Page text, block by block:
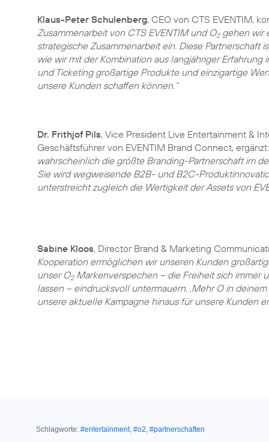
Klaus-Peter Schulenberg, CEO von CTS EVENTIM,
Zusammenarbeit von CTS EVENTIM und O2gehen wir
strategische Zusammenarbeit ein. Diese Partnerschaft
wie wir mit der Kombination aus langjähriger Erfahrung
und Ticketing großartige Produkte und einzigartige
unsere Kunden schaffen können.“
Dr. Frithjof Pils, Vice President Live Entertainment &
Geschäftsführer von EVENTIM Brand Connect,
wahrscheinlich die größte Branding-Partnerschaft im
Sie wird wegweisende B2B- und B2C-
unterstreicht zugleich die Wertigkeit der Assets von
Sabine Kloos, Director Brand & Marketing
Kooperation ermöglichen wir unseren Kunden
unser O2Markenverspechen – die Freiheit sich immer
lassen – eindrucksvoll untermauern. ‚Mehr O in
unsere aktuelle Kampagne hinaus für unsere Kunden
Schlagworte: #entertainment, #o2, #partnerschaften